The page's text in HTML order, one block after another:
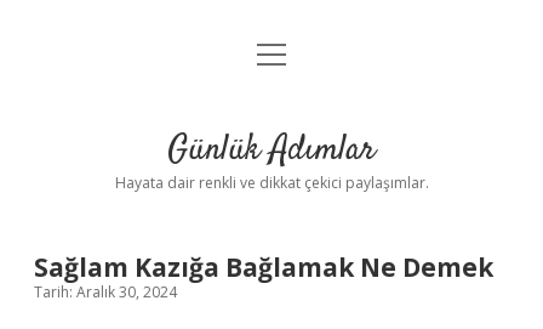
Anasayfa
Yasal Uyarı
menüyü
Günlük Adımlar
Hayata dair renkli ve dikkat çekici paylaşımlar.
Sağlam Kazığa Bağlamak Ne Demek
Tarih: Aralık 30, 2024